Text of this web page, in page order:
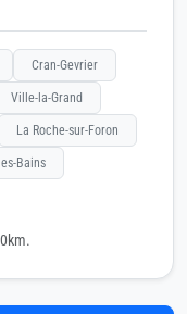
Cran-Gevrier
Ville-la-Grand
La Roche-sur-Foron
Bains